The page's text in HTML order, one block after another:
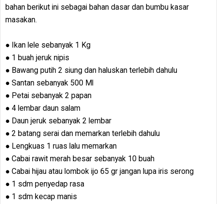
bahan berikut ini sebagai bahan dasar dan bumbu kasar
masakan.
● Ikan lele sebanyak 1 Kg
● 1 buah jeruk nipis
● Bawang putih 2 siung dan haluskan terlebih dahulu
● Santan sebanyak 500 Ml
● Petai sebanyak 2 papan
● 4 lembar daun salam
● Daun jeruk sebanyak 2 lembar
● 2 batang serai dan memarkan terlebih dahulu
● Lengkuas 1 ruas lalu memarkan
● Cabai rawit merah besar sebanyak 10 buah
● Cabai hijau atau lombok ijo 65 gr jangan lupa iris serong
● 1 sdm penyedap rasa
● 1 sdm kecap manis